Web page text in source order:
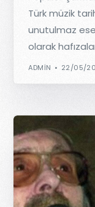
Türk müzik
unutulmaz
olarak
ADMIN 22/05/